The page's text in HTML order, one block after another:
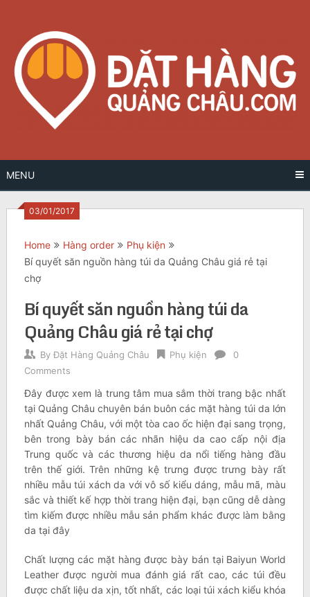
content
MENU
03/01/2017
Home Hàng order
Phụ kiện
Bí quyết săn nguồn hàng túi da Quảng Châu giá rẻ tại
chợ
Bí quyết săn nguồn hàng túi da
Quảng Châu giá rẻ tại chợ
By Đặt Hàng Quảng Châu Phụ kiện
0
Comments
Đây được xem là trung tâm mua sắm thời trang bậc nhất
tại Quảng Châu chuyên bán buôn các mặt hàng túi da lớn
nhất Quảng Châu, với một tòa cao ốc hiện đại sang trọng,
bên trong bày bán các nhãn hiệu da cao cấp nội địa
Trung quốc và các thương hiệu da nổi tiếng hàng đầu
trên thế giới. Trên những kệ trưng được trưng bày rất
nhiều mẫu túi xách da với vô số kiểu dáng, mẫu mã, màu
sắc và thiết kế hợp thời trang hiện đại, bạn cũng dễ dàng
tìm kiếm được nhiều mẫu sản phẩm khác được làm bằng
da tại đây
Chất lượng các mặt hàng được bày bán tại Baiyun World
Leather được người mua đánh giá rất cao, các túi đều
được chất liệu da xịn, tốt nhất, các loại túi xách kiểu khóa